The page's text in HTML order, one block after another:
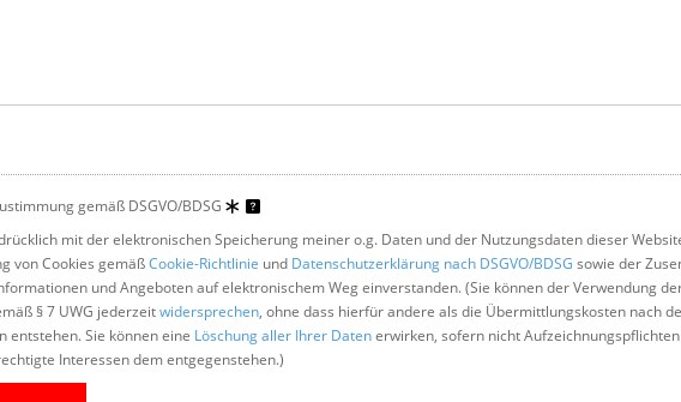
gemäß DSGVO/BDSG
mit der elektronischen Speicherung meiner o.g. Daten und der Nutzungsdaten dieser
von Cookies gemäßCookie-Richtlinie und Datenschutzerklärung nach DSGVO/BDSG sowie der
und Angeboten auf elektronischem Weg einverstanden. (Sie können der Verwendung
§ 7 UWG jederzeitwidersprechen, ohne dass hierfür andere als die Übermittlungskosten nach
entstehen. Sie können eine Löschung aller Ihrer Datenerwirken, sofern nicht
Interessen dem entgegenstehen.)